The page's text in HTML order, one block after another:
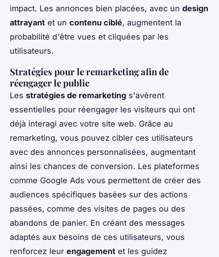
impact. Les annonces bien placées, avec un design
attrayant et un contenu ciblé, augmentent la
probabilité d'être vues et cliquées par les
utilisateurs.
Stratégies pour le remarketing afin de
réengager le public
Les stratégies de remarketing s'avèrent
essentielles pour réengager les visiteurs qui ont
déjà interagi avec votre site web. Grâce au
remarketing, vous pouvez cibler ces utilisateurs
avec des annonces personnalisées, augmentant
ainsi les chances de conversion. Les plateformes
comme Google Ads vous permettent de créer des
audiences spécifiques basées sur des actions
passées, comme des visites de pages ou des
abandons de panier. En créant des messages
adaptés aux besoins de ces utilisateurs, vous
renforcez leur engagement et les guidez